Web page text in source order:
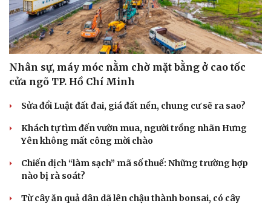
Nhân sự, máy móc nằm chờ mặt bằng ở cao tốc
cửa ngõ TP. Hồ Chí Minh
Sửa đổi Luật đất đai, giá đất nền, chung cư sẽ ra sao?
Khách tự tìm đến vườn mua, người trồng nhãn Hưng
Yên không mất công mời chào
Chiến dịch “làm sạch” mã số thuế: Những trường hợp
nào bị rà soát?
Từ cây ăn quả dân dã lên chậu thành bonsai, có cây